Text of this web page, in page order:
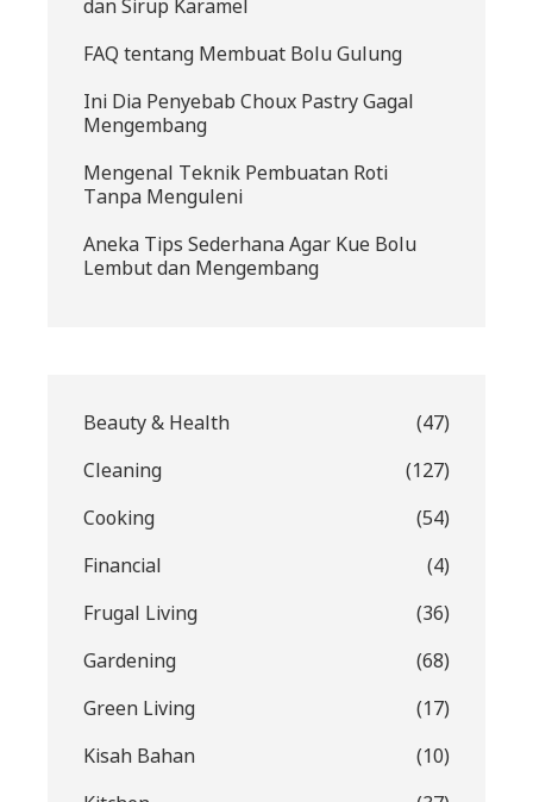
dan Sirup Karamel
FAQ tentang Membuat Bolu Gulung
Ini Dia Penyebab Choux Pastry Gagal
Mengembang
Mengenal Teknik Pembuatan Roti
Tanpa Menguleni
Aneka Tips Sederhana Agar Kue Bolu
Lembut dan Mengembang
Beauty & Health
(47)
Cleaning
(127)
Cooking
(54)
Financial
(4)
Frugal Living
(36)
Gardening
(68)
Green Living
(17)
Kisah Bahan
(10)